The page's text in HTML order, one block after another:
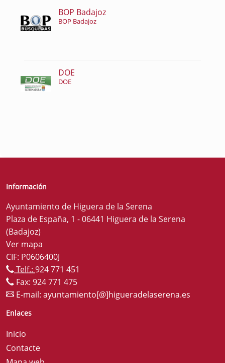
BOP Badajoz
BOP Badajoz
DOE
DOE
Información
Ayuntamiento de Higuera de la Serena
Plaza de España, 1 - 06441 Higuera de la Serena
(Badajoz)
Ver mapa
CIF: P0606400J
Telf.: 924 771 451
Fax: 924 771 475
E-mail: ayuntamiento[@]higueradelaserena.es
Enlaces
Inicio
Contacte